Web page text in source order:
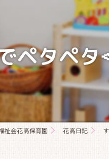
ペタペタ
祉会花高保育園 花高日記